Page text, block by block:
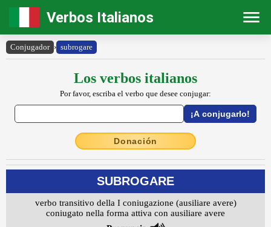
Verbos Italianos
Conjugador › subrogare
Los verbos italianos
Por favor, escriba el verbo que desee conjugar:
Donación
SUBROGARE
verbo transitivo della I coniugazione (ausiliare avere)
coniugato nella forma attiva con ausiliare avere